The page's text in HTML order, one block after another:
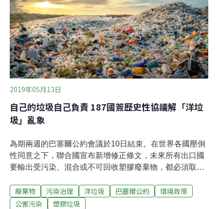
回收的「低端」廢塑膠到發展中國家，只要有人接收，幾
乎暢通無阻，以致弱國長期淪為他國的垃圾崗。這次修訂
案把以上廢膠納入管制，出口國必須提前取得接收國政府
的同意 ，並且提供廢料數量和類型，以及可追蹤流向的信
息，助發展中國家築起一道抵禦洋垃圾的防火牆。有關修
訂劍指輸出最多塑膠垃圾者，包括美國、歐盟、日本、加
拿大、墨西哥，還有你可能沒想到的——香港。我城榜
2019年05月13日
自己的垃圾自己負責 187國簽歷史性協議解「洋垃
圾」亂象
為期兩週的巴塞爾公約會議於10日結束。在世界各國壓倒
性同意之下，聯合國宣布新增修正條文，未來所有出口國
要輸出受污染、混合或不可回收塑膠廢棄物，都必須取得
品質塑膠垃圾到發展中國家的私營單位，不需獲得輸入國
政府的批准。「洋垃圾」讓發展中國家成了垃圾場由於中
廢棄物 污染治理 洋垃圾 巴塞爾公約
環境政策
公害污染
塑膠垃圾